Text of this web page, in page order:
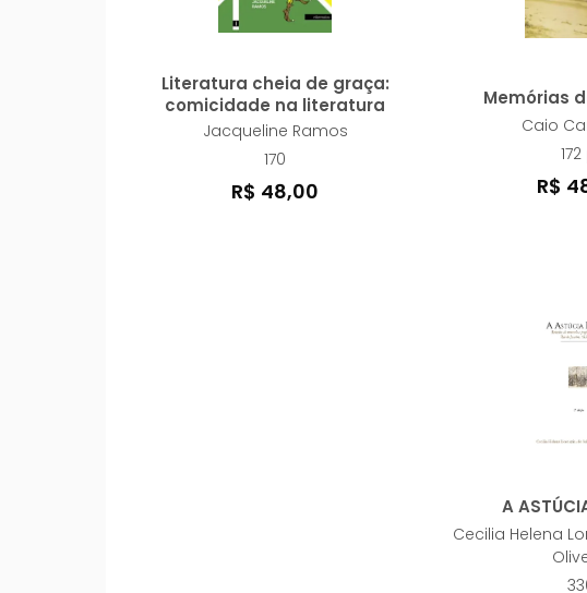
Literatura cheia de graça:
comicidade na literatura
brasileira modernista
Jacqueline Ramos
170
R$ 48,00
Memórias
Caio
R$
A
Cecilia Helena